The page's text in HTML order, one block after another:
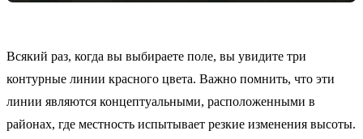
Всякий раз, когда вы выбираете поле, вы увидите три
контурные линии красного цвета. Важно помнить, что эти
линии являются концептуальными, расположенными в
районах, где местность испытывает резкие изменения высоты.